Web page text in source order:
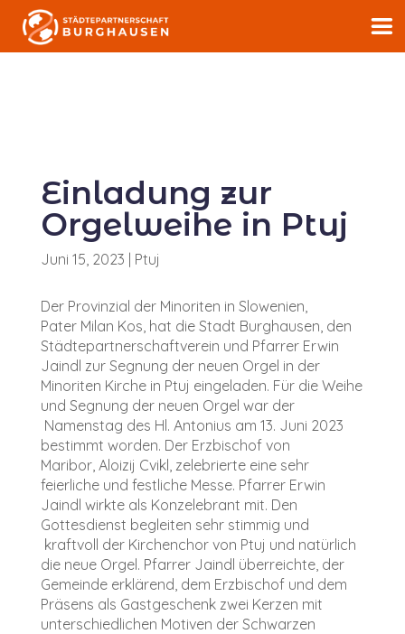
Einladung zur
Orgelweihe in Ptuj
Juni 15, 2023 Ptuj
Der Provinzial der Minoriten in Slowenien,
Pater Milan Kos,hat die Stadt Burghausen, den
Städtepartnerschaftverein und Pfarrer Erwin
Jaindl zur Segnung der neuen Orgel in der
Minoriten Kirche in Ptuj eingeladen. Für die Weihe
und Segnung der neuen Orgel war der
Namenstag des Hl. Antonius am 13. Juni 2023
bestimmt worden. Der Erzbischof von
Maribor, Aloizij Cvikl, zelebrierte eine sehr
feierliche und festliche Messe. Pfarrer Erwin
Jaindl wirkte als Konzelebrant mit. Den
Gottesdienst begleiten sehr stimmig und
kraftvoll der Kirchenchor von Ptuj und natürlich
die neue Orgel. Pfarrer Jaindl überreichte, der
Gemeinde erklärend, dem Erzbischof und dem
Präsens als Gastgeschenk zwei Kerzen mit
unterschiedlichen Motiven der Schwarzen